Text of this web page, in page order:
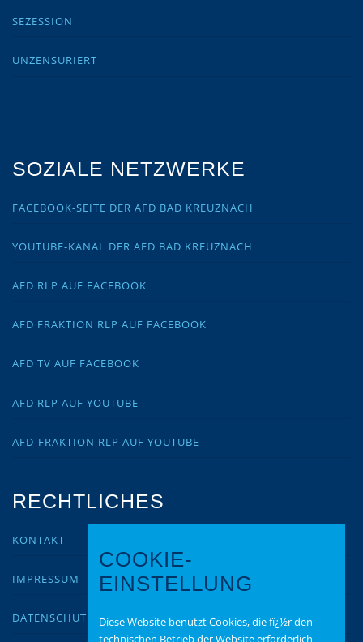
SEZESSION
UNZENSURIERT
SOZIALE NETZWERKE
FACEBOOK-SEITE DER AFD BAD KREUZNACH
YOUTUBE-KANAL DER AFD BAD KREUZNACH
AFD RLP AUF FACEBOOK
AFD FRAKTION RLP AUF FACEBOOK
AFD TV AUF FACEBOOK
AFD RLP AUF YOUTUBE
AFD-FRAKTION RLP AUF YOUTUBE
RECHTLICHES
KONTAKT
IMPRESSUM
DATENSCHUTZ
COOKIE-
EINSTELLUNG
Diese Website benutzt Cookies, die fï¿½r den
technischen Betrieb der Website erforderlich